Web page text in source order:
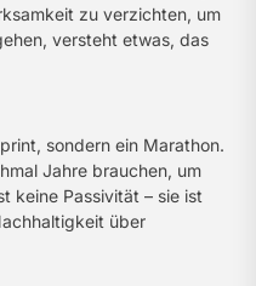
zu verzichten, um
versteht etwas, das
sondern ein Marathon.
Jahre brauchen, um
keine Passivität – sie ist
über